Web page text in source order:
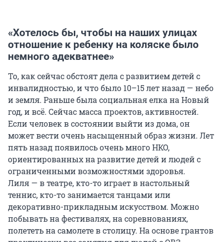
«Хотелось бы, чтобы на наших улицах
отношение к ребенку на коляске было
немного адекватнее»
То, как сейчас обстоят дела с развитием детей с
инвалидностью, и что было 10–15 лет назад — небо
и земля. Раньше была социальная елка на Новый
год, и всё. Сейчас масса проектов, активностей.
Если человек в состоянии выйти из дома, он
может вести очень насыщенный образ жизни. Лет
пять назад появилось очень много НКО,
ориентированных на развитие детей и людей с
ограниченными возможностями здоровья.
Лиля — в театре, кто-то играет в настольный
теннис, кто-то занимается танцами или
декоративно-прикладным искусством. Можно
побывать на фестивалях, на соревнованиях,
полететь на самолете в столицу. На основе грантов